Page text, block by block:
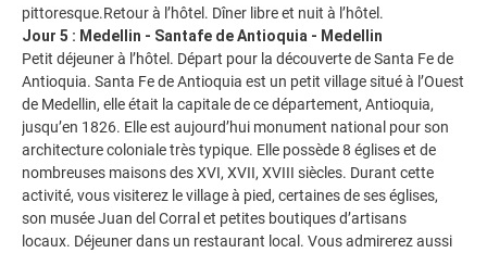
pittoresque.Retour à l’hôtel. Dîner libre et nuit à l’hôtel.
Jour 5 : Medellin - Santafe de Antioquia - Medellin
Petit déjeuner à l’hôtel. Départ pour la découverte de Santa Fe de
Antioquia. Santa Fe de Antioquia est un petit village situé à l’Ouest
de Medellin, elle était la capitale de ce département, Antioquia,
jusqu’en 1826. Elle est aujourd’hui monument national pour son
architecture coloniale très typique. Elle possède 8 églises et de
nombreuses maisons des XVI, XVII, XVIII siècles. Durant cette
activité, vous visiterez le village à pied, certaines de ses églises,
son musée Juan del Corral et petites boutiques d’artisans
locaux. Déjeuner dans un restaurant local. Vous admirerez aussi